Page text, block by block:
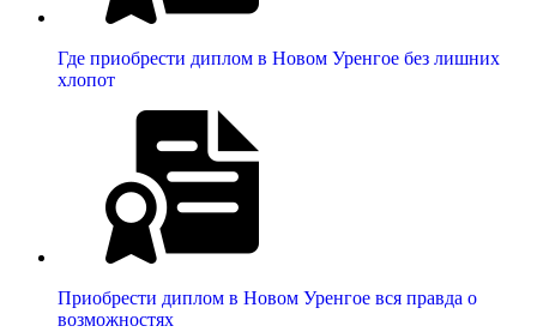
Где приобрести диплом в Новом Уренгое без лишних
хлопот
Приобрести диплом в Новом Уренгое вся правда о
возможностях